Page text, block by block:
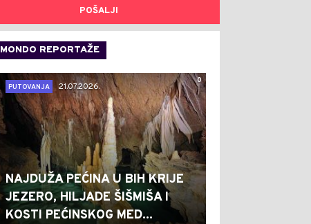
POŠALJI
MONDO REPORTAŽE
0
PUTOVANJA
21.07.2026.
NAJDUŽA PEĆINA U BIH KRIJE
JEZERO, HILJADE ŠIŠMIŠA I
KOSTI PEĆINSKOG MED...